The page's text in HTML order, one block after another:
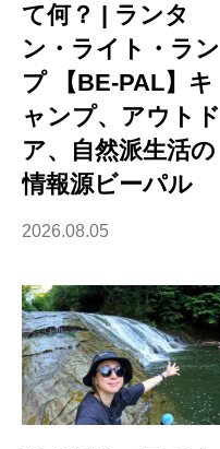
て何？ | ランタ
ン・ライト・ラン
プ 【BE-PAL】キ
ャンプ、アウトド
ア、自然派生活の
情報源ビーパル
2026.08.05